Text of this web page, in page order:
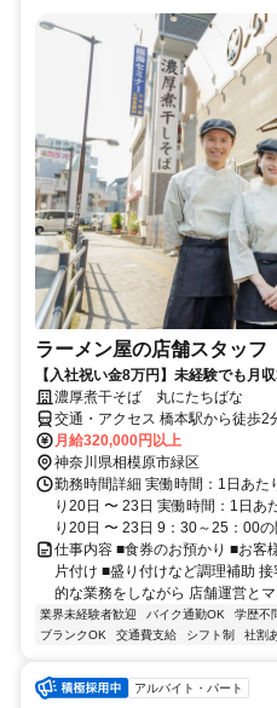
ラーメン屋の店舗スタッフ
【入社祝い金8万円】未経験でも月
濃厚煮干そば 丸にたちばな
交通・アクセス 橋本駅から徒歩2
万円◇昇給年2回◇手当多数
月給320,000円以上
神奈川県相模原市緑区
勤務時間詳細 実働時間：1日あた
り20日 〜 23日 実働時間：1日あ
り20日 〜 23日 9：30～25：00の
仕事内容 ■食券のお預かり ■お客
片付け ■盛り付けなど調理補助
的な業務をしながら 店舗運営と
業界未経験者歓迎 バイク通勤OK 学歴不
ブランクOK
交通費支給 シフト制 社割
アルバイト・パート